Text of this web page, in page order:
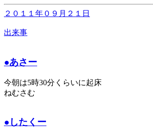
２０１１年０９月２１日
出来事
●あさー
今朝は5時30分くらいに起床
ねむさむ
●したくー